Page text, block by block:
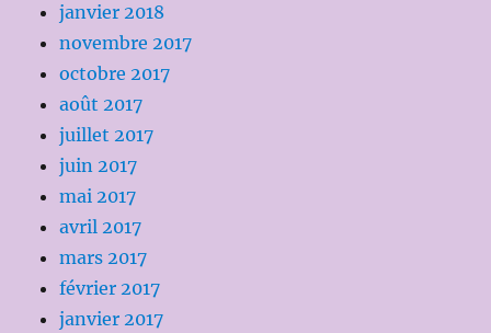
janvier 2018
novembre 2017
octobre 2017
août 2017
juillet 2017
juin 2017
mai 2017
avril 2017
mars 2017
février 2017
janvier 2017